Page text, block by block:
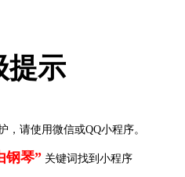
提示
，请使用微信或QQ小程序。
钢琴” 关键词找到小程序